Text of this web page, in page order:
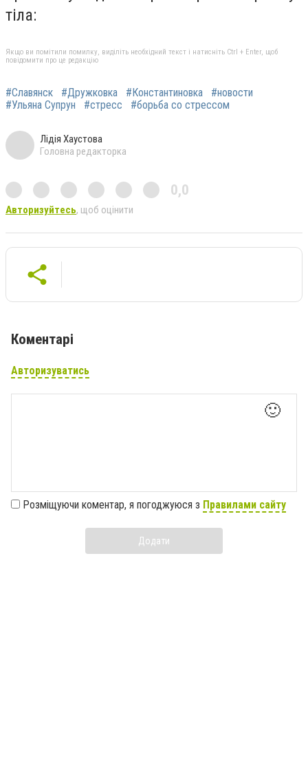
тіла:
Якщо ви помітили помилку, виділіть необхідний текст і натисніть Ctrl + Enter, щоб
повідомити про це редакцію
#Славянск #Дружковка #Константиновка
#новости
#Ульяна Супрун
#стресс #борьба со стрессом
Лідія Хаустова
Головна редакторка
0,0
Авторизуйтесь, щоб оцінити
Коментарі
Авторизуватись
🙂
Розміщуючи коментар, я погоджуюся з Правилами сайту
Додати